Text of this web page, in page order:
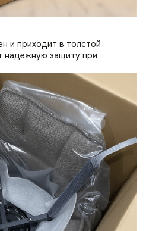
и приходит в толстой
надежную защиту при